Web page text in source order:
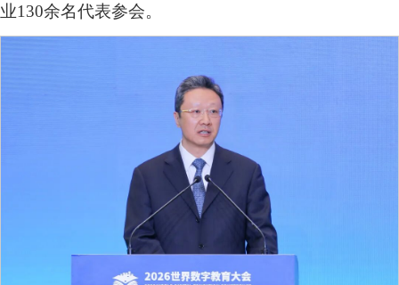
业130余名代表参会。